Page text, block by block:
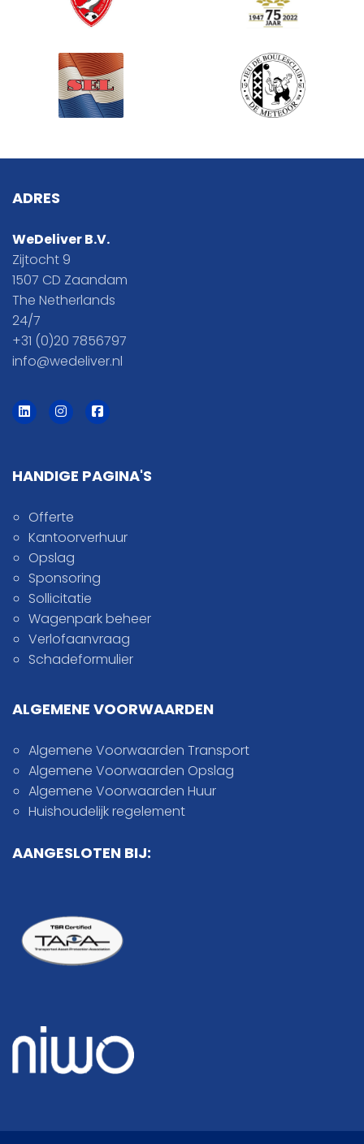
ADRES
WeDeliver B.V.
Zijtocht 9
1507 CD Zaandam
The Netherlands
24/7
+31 (0)20 7856797
info@wedeliver.nl
HANDIGE PAGINA'S
Offerte
Kantoorverhuur
Opslag
Sponsoring
Sollicitatie
Wagenpark beheer
Verlofaanvraag
Schadeformulier
ALGEMENE VOORWAARDEN
Algemene Voorwaarden Transport
Algemene Voorwaarden Opslag
Algemene Voorwaarden Huur
Huishoudelijk regelement
AANGESLOTEN BIJ: